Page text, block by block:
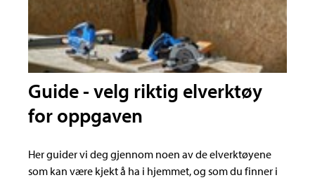
Guide - velg riktig elverktøy
for oppgaven
Her guider vi deg gjennom noen av de elverktøyene
som kan være kjekt å ha i hjemmet, og som du finner i